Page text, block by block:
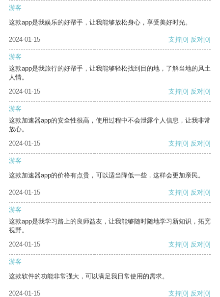
游客
这款app是我娱乐的好帮手，让我能够放松身心，享受美好时光。
2024-01-15 支持[0] 反对[0]
游客
这款app是我旅行的好帮手，让我能够轻松找到目的地，了解当地的风土
人情。
2024-01-15
支持[0] 反对[0]
游客
这款加速器app的安全性很高，使用过程中不会泄露个人信息，让我非常
放心。
2024-01-15
支持[0] 反对[0]
游客
这款加速器app的价格有点贵，可以适当降低一些，这样会更加亲民。
2024-01-15 支持[0] 反对[0]
游客
这款app是我学习路上的良师益友，让我能够随时随地学习新知识，拓宽
视野。
2024-01-15
支持[0] 反对[0]
游客
这款软件的功能非常强大，可以满足我日常使用的需求。
2024-01-15 支持[0] 反对[0]